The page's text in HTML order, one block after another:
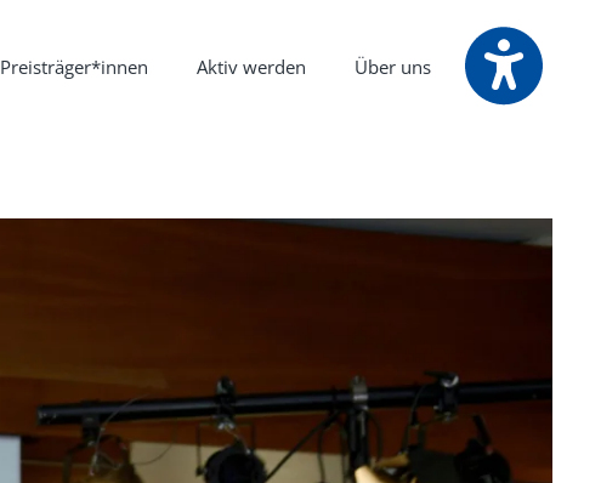
Preisträger*innen Aktiv werden Über uns